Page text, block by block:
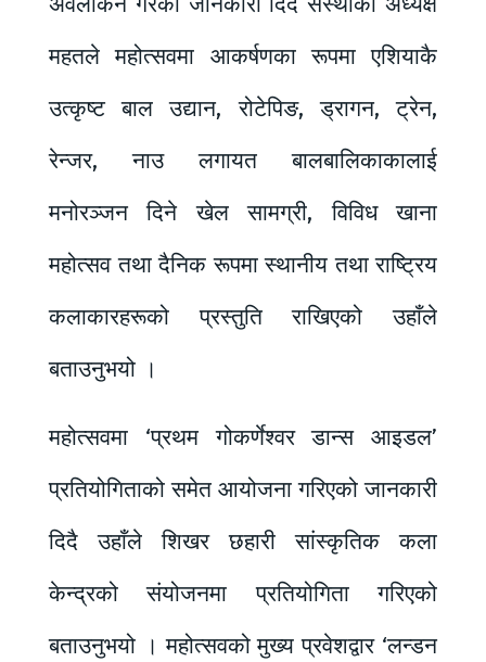
महतले महोत्सवमा आकर्षणका रूपमा एशियाकै
उत्कृष्ट बाल उद्यान, रोटेपिङ, ड्रागन, ट्रेन,
रेन्जर, नाउ लगायत बालबालिकाकालाई
मनोरञ्जन दिने खेल सामग्री, विविध खाना
महोत्सव तथा दैनिक रूपमा स्थानीय तथा राष्ट्रिय
कलाकारहरूको प्रस्तुति राखिएको उहाँले
बताउनुभयो ।
महोत्सवमा ‘प्रथम गोकर्णेश्वर डान्स आइडल’
प्रतियोगिताको समेत आयोजना गरिएको जानकारी
दिदै उहाँले शिखर छहारी सांस्कृतिक कला
केन्द्रको संयोजनमा प्रतियोगिता गरिएको
बताउनुभयो । महोत्सवको मुख्य प्रवेशद्वार ‘लन्डन